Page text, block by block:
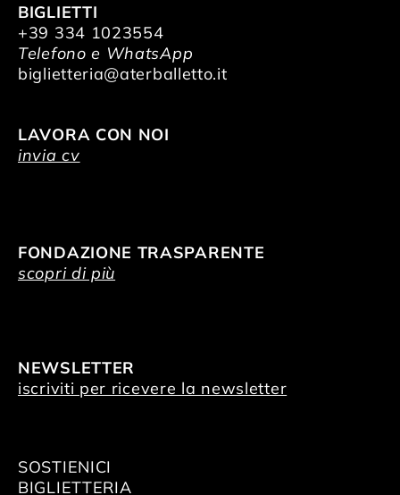
BIGLIETTI
+39 334 1023554
Telefono e WhatsApp
biglietteria@aterballetto.it
LAVORA CON NOI
invia cv
FONDAZIONE TRASPARENTE
scopri di più
NEWSLETTER
iscriviti per ricevere la newsletter
SOSTIENICI
BIGLIETTERIA